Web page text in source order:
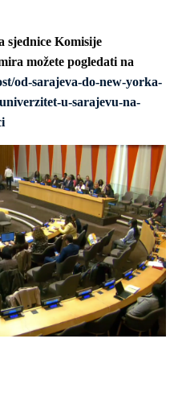
sjednice Komisije
možete pogledati na
od-sarajeva-do-new-yorka-
u-sarajevu-na-